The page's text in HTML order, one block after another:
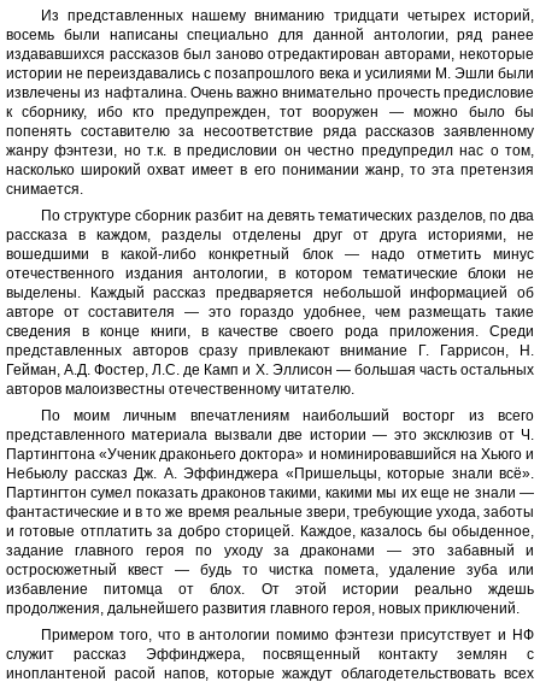
Из представленных нашему вниманию тридцати четырех историй,
восемь были написаны специально для данной антологии, ряд ранее
издававшихся рассказов был заново отредактирован авторами, некоторые
истории не переиздавались с позапрошлого века и усилиями М. Эшли были
извлечены из нафталина. Очень важно внимательно прочесть предисловие
к сборнику, ибо кто предупрежден, тот вооружен — можно было бы
попенять составителю за несоответствие ряда рассказов заявленному
жанру фэнтези, но т.к. в предисловии он честно предупредил нас о том,
насколько широкий охват имеет в его понимании жанр, то эта претензия
снимается.
По структуре сборник разбит на девять тематических разделов, по два
рассказа в каждом, разделы отделены друг от друга историями, не
вошедшими в какой-либо конкретный блок — надо отметить минус
отечественного издания антологии, в котором тематические блоки не
выделены. Каждый рассказ предваряется небольшой информацией об
авторе от составителя — это гораздо удобнее, чем размещать такие
сведения в конце книги, в качестве своего рода приложения. Среди
представленных авторов сразу привлекают внимание Г. Гаррисон, Н.
Гейман, А.Д. Фостер, Л.С. де Камп и Х. Эллисон — большая часть остальных
авторов малоизвестны отечественному читателю.
По моим личным впечатлениям наибольший восторг из всего
представленного материала вызвали две истории — это эксклюзив от Ч.
Партингтона «Ученик драконьего доктора» и номинировавшийся на Хьюго и
Небьюлу рассказ Дж. А. Эффинджера «Пришельцы, которые знали всё».
Партингтон сумел показать драконов такими, какими мы их еще не знали —
фантастические и в то же время реальные звери, требующие ухода, заботы
и готовые отплатить за добро сторицей. Каждое, казалось бы обыденное,
задание главного героя по уходу за драконами — это забавный и
остросюжетный квест — будь то чистка помета, удаление зуба или
избавление питомца от блох. От этой истории реально ждешь
продолжения, дальнейшего развития главного героя, новых приключений.
Примером того, что в антологии помимо фэнтези присутствует и НФ
служит рассказ Эффинджера, посвященный контакту землян с
иноплантеной расой напов, которые жаждут облагодетельствовать всех